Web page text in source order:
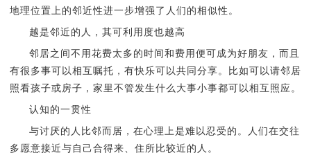
地理位置上的邻近性进一步增强了人们的相似性。
越是邻近的人，其可利用度也越高
邻居之间不用花费太多的时间和费用便可成为好朋友，而且
有很多事可以相互嘱托，有快乐可以共同分享。比如可以请邻居
照看孩子或房子，家里不管发生什么大事小事都可以相互照应。
认知的一贯性
与讨厌的人比邻而居，在心理上是难以忍受的。人们在交往
多愿意接近与自己合得来、住所比较近的人。